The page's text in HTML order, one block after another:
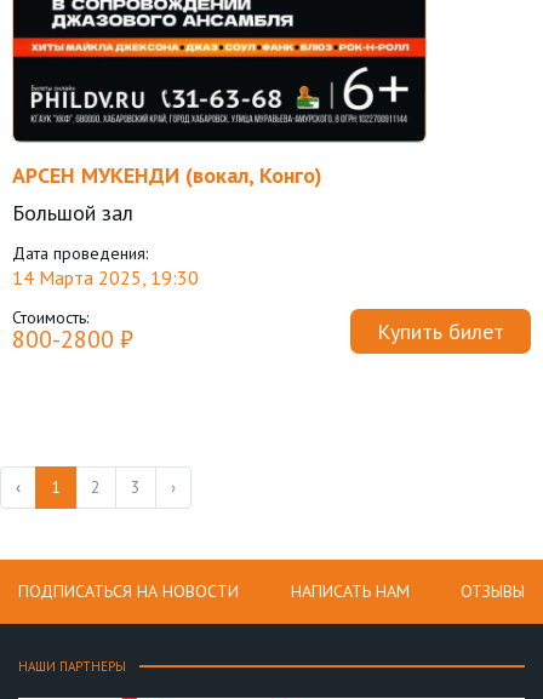
АРСЕН МУКЕНДИ (вокал, Конго)
Большой зал
Дата проведения:
14 Марта 2025, 19:30
Стоимость:
800-2800 ₽ Купить билет
‹ 1 2 3 ›
ПОДПИСАТЬСЯ НА НОВОСТИ НАПИСАТЬ НАМ ОТЗЫВЫ
НАШИ ПАРТНЕРЫ